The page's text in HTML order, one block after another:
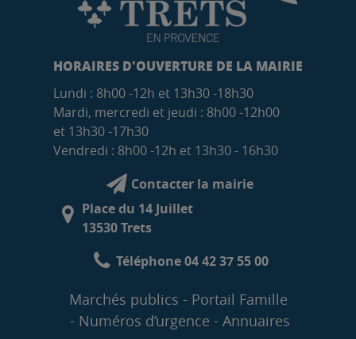
HORAIRES D'OUVERTURE DE LA MAIRIE
Lundi : 8h00 -12h et 13h30 -18h30
Mardi, mercredi et jeudi : 8h00 -12h00
et 13h30 -17h30
Vendredi : 8h00 -12h et 13h30 - 16h30
Contacter la mairie
Place du 14 Juillet
13530 Trets
Téléphone 04 42 37 55 00
Marchés publics
Portail Famille
Numéros d’urgence
Annuaires